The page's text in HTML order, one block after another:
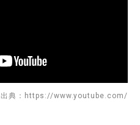
出典：https://www.youtube.com/